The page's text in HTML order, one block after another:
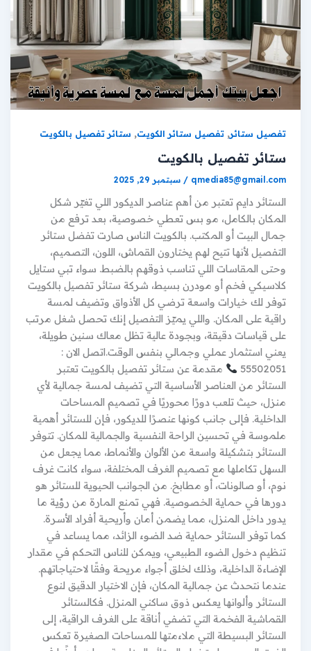
تفصيل ستائر,تفصيل ستائر الكويت,ستائر تفصيل بالكويت
ستائر تفصيل بالكويت
qmedia85@gmail.com
/ سبتمبر 29, 2025
الستائر دايم تعتبر من أهم عناصر الديكور اللي تغيّر شكل
المكان بالكامل، مو بس تعطي خصوصية، بعد ترفع من
جمال البيت أو المكتب. بالكويت الناس صارت تفضل ستائر
التفصيل لأنها تتيح لهم يختارون القماش، اللون، التصميم،
وحتى المقاسات اللي تناسب ذوقهم بالضبط. سواء تبي ستايل
كلاسيكي فخم أو مودرن بسيط، شركة ستائر تفصيل بالكويت
توفر لك خيارات واسعة ترضي كل الأذواق وتضيف لمسة
راقية على المكان. واللي يميّز التفصيل إنك تحصل شغل مرتب
على قياسات دقيقة، وبجودة عالية تظل معاك سنين طويلة،
يعني استثمار عملي وجمالي بنفس الوقت.اتصل الان :
55502051
مقدمة عن ستائر تفصيل بالكويت تعتبر
الستائر من العناصر الأساسية التي تضيف لمسة جمالية لأي
منزل، حيث تلعب دورًا محوريًا في تصميم المساحات
الداخلية. فإلى جانب كونها عنصرًا للديكور، فإن للستائر أهمية
ملموسة في تحسين الراحة النفسية والجمالية للمكان. تتوفر
الستائر بتشكيلة واسعة من الألوان والأنماط، مما يجعل من
السهل تكاملها مع تصميم الغرف المختلفة، سواء كانت غرف
نوم، أو صالونات، أو مطابخ. من الجوانب الحيوية للستائر هو
دورها في حماية الخصوصية. فهي تمنع المارة من رؤية ما
يدور داخل المنزل، مما يضمن أمان وأريحية أفراد الأسرة.
كما توفر الستائر حماية ضد الضوء الزائد، مما يساعد في
تنظيم دخول الضوء الطبيعي، ويمكن للناس التحكم في مقدار
الإضاءة الداخلية، وذلك لخلق أجواء مريحة وفقًا لاحتياجاتهم.
عندما نتحدث عن جمالية المكان، فإن الاختيار الدقيق لنوع
الستائر وألوانها يعكس ذوق ساكني المنزل. فكالستائر
القماشية الفخمة التي تضفي أناقة على الغرف الراقية، إلى
الستائر البسيطة التي ملاءمتها للمساحات الصغيرة تعكس